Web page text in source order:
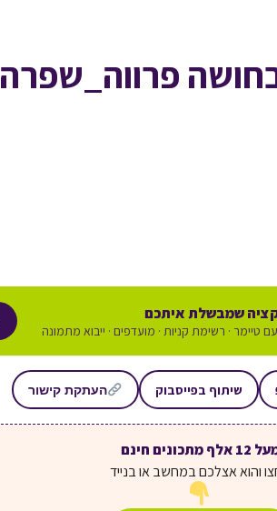
פרווה_שפרה
שמבשלת איתכם
טיימר · רשימת קניות · מועדפים · ייבוא מתמונה
שיתוף בפייסבוק העתקת קישור
אלף מתכונים חינם
והוא אצלכם במחשב או בנייד